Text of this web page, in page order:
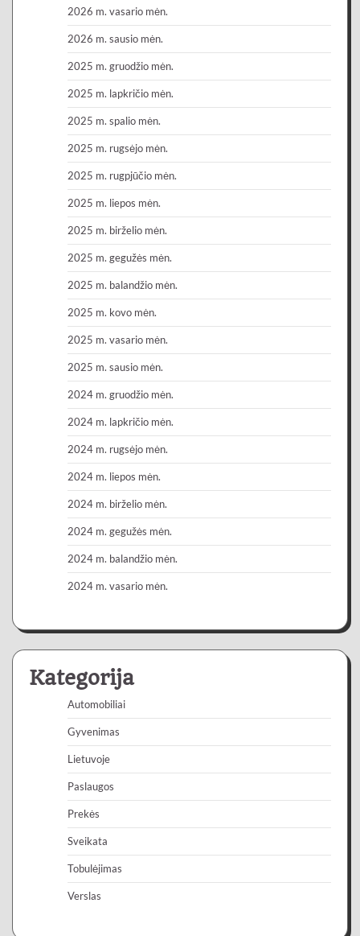
2026 m. vasario mėn.
2026 m. sausio mėn.
2025 m. gruodžio mėn.
2025 m. lapkričio mėn.
2025 m. spalio mėn.
2025 m. rugsėjo mėn.
2025 m. rugpjūčio mėn.
2025 m. liepos mėn.
2025 m. birželio mėn.
2025 m. gegužės mėn.
2025 m. balandžio mėn.
2025 m. kovo mėn.
2025 m. vasario mėn.
2025 m. sausio mėn.
2024 m. gruodžio mėn.
2024 m. lapkričio mėn.
2024 m. rugsėjo mėn.
2024 m. liepos mėn.
2024 m. birželio mėn.
2024 m. gegužės mėn.
2024 m. balandžio mėn.
2024 m. vasario mėn.
Kategorija
Automobiliai
Gyvenimas
Lietuvoje
Paslaugos
Prekės
Sveikata
Tobulėjimas
Verslas